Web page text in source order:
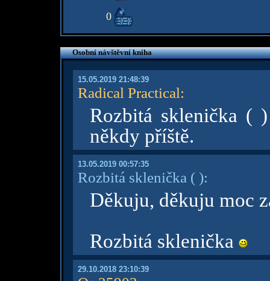
0
Osobní návštěvní kniha
15.05.2019 21:48:39
Radical Practical:
Rozbitá sklenička (
někdy příště.
13.05.2019 00:57:35
Rozbitá sklenička ( ):
Děkuju, děkuju moc
Rozbitá sklenička
29.10.2018 23:10:39